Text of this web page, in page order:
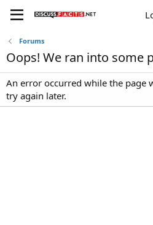
Forums
Oops! We ran into some
An error occurred while the page
try again later.